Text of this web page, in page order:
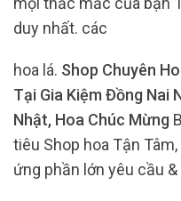
duy nhất. các
hoa lá. Shop Chuyên
Tại Gia Kiệm Đồng Nai
Nhật, Hoa Chúc Mừng
tiêu Shop hoa Tận
ứng phần lớn yêu cầu